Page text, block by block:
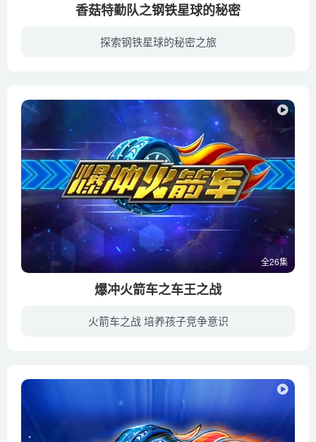
香菇特勤队之钢铁星球的秘密
探索钢铁星球的秘密之旅
全26集
爆冲火箭车之车王之战
火箭车之战 培养孩子竞争意识